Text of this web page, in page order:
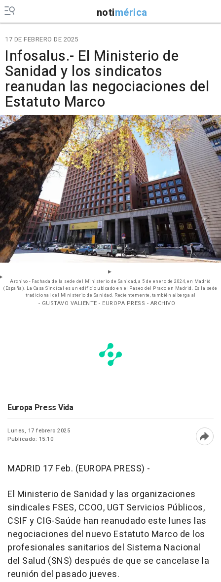
notimérica
17 DE FEBRERO DE 2025
Infosalus.- El Ministerio de
Sanidad y los sindicatos
reanudan las negociaciones del
Estatuto Marco
Archivo - Fachada de la sede del Ministerio de Sanidad, a 5 de enero de 2024, en Madrid
(España). La Casa Sindical es un edificio ubicado en el Paseo del Prado en Madrid. Es la sede
tradicional del Ministerio de Sanidad. Recientemente, también alberga al
- GUSTAVO VALIENTE - EUROPA PRESS - ARCHIVO
Europa Press Vida
Lunes, 17 febrero 2025
Publicado: 15:10
MADRID 17 Feb. (EUROPA PRESS) -
El Ministerio de Sanidad y las organizaciones
sindicales FSES, CCOO, UGT Servicios Públicos,
CSIF y CIG-Saúde han reanudado este lunes las
negociaciones del nuevo Estatuto Marco de los
profesionales sanitarios del Sistema Nacional
del Salud (SNS) después de que se cancelase la
reunión del pasado jueves.